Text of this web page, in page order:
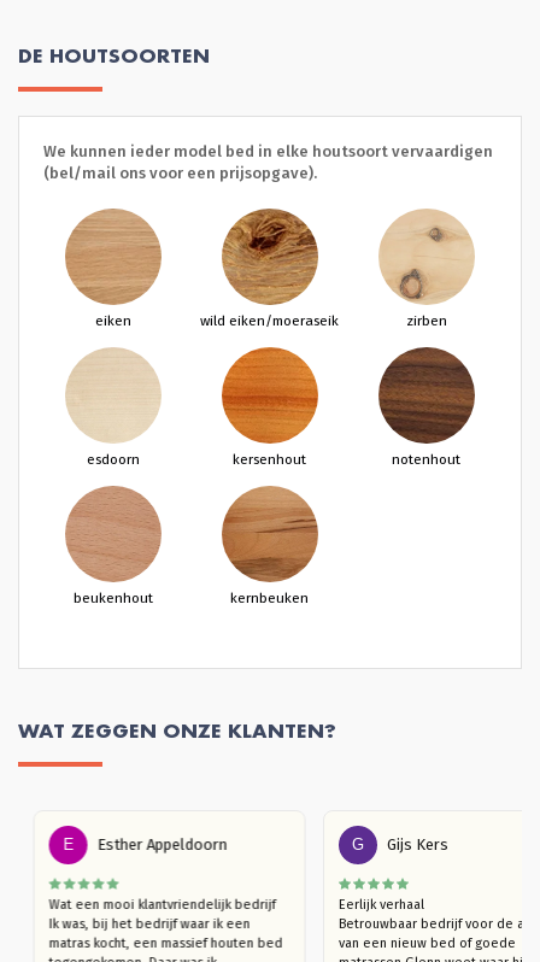
DE HOUTSOORTEN
We kunnen ieder model bed in elke houtsoort vervaardigen
(bel/mail ons voor een prijsopgave).
eiken wild eiken/moeraseik zirben
esdoorn kersenhout notenhout
beukenhout kernbeuken
WAT ZEGGEN ONZE KLANTEN?
E Esther Appeldoorn
Wat een mooi klantvriendelijk bedrijf
Ik was, bij het bedrijf waar ik een
matras kocht, een massief houten bed
G Gijs Kers
Eerlijk verhaal
Betrouwbaar bedrijf voor de
van een nieuw bed of goede